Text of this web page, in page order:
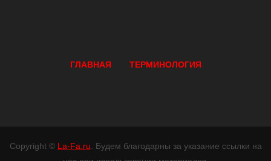
ГЛАВНАЯ ТЕРМИНОЛОГИЯ
Copyright © La-Fa.ru . Будем благодарны за указание ссылки на